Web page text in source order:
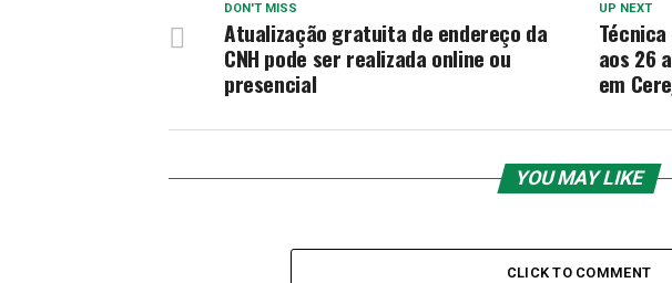
UP NEXT
aos 26
em
DON'T MISS
Atualização gratuita de endereço da
CNH pode ser realizada online ou
presencial
YOU MAY LIKE
CLICK TO COMMENT